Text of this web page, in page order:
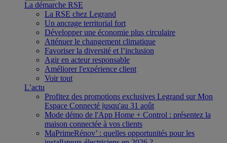
La démarche RSE
La RSE chez Legrand
Un ancrage territorial fort
Développer une économie plus circulaire
Atténuer le changement climatique
Favoriser la diversité et l’inclusion
Agir en acteur responsable
Améliorer l'expérience client
Voir tout
L’actu
Profitez des promotions exclusives Legrand sur Mon
Espace Connecté jusqu'au 31 août
Mode démo de l'App Home + Control : présentez la
maison connectée à vos clients
MaPrimeRénov’ : quelles opportunités pour les